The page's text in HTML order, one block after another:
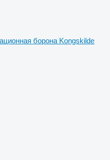
борона Kongskilde